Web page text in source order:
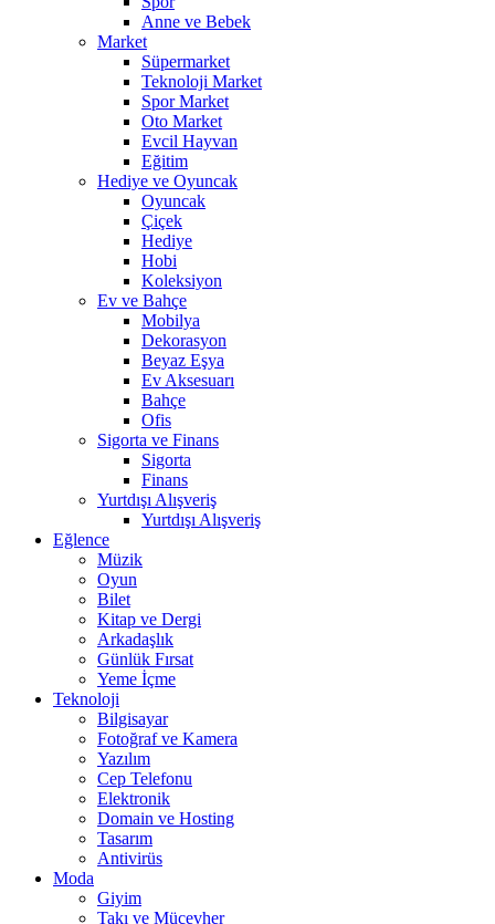
Anne ve Bebek
Market
Süpermarket
Teknoloji Market
Spor Market
Oto Market
Evcil Hayvan
Eğitim
Hediye ve Oyuncak
Oyuncak
Çiçek
Hediye
Hobi
Koleksiyon
Ev ve Bahçe
Mobilya
Dekorasyon
Beyaz Eşya
Ev Aksesuarı
Bahçe
Ofis
Sigorta ve Finans
Sigorta
Finans
Yurtdışı Alışveriş
Yurtdışı Alışveriş
Eğlence
Müzik
Oyun
Bilet
Kitap ve Dergi
Arkadaşlık
Günlük Fırsat
Yeme İçme
Teknoloji
Bilgisayar
Fotoğraf ve Kamera
Yazılım
Cep Telefonu
Elektronik
Domain ve Hosting
Tasarım
Antivirüs
Moda
Giyim
Takı ve Mücevher